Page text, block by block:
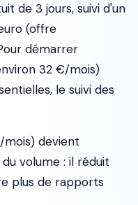
de 3 jours, suivi d'un
(offre
démarrer
32 €/mois)
le suivi des
devient
volume : il réduit
plus de rapports